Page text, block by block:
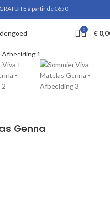
à partir de €650
0 €
Genna